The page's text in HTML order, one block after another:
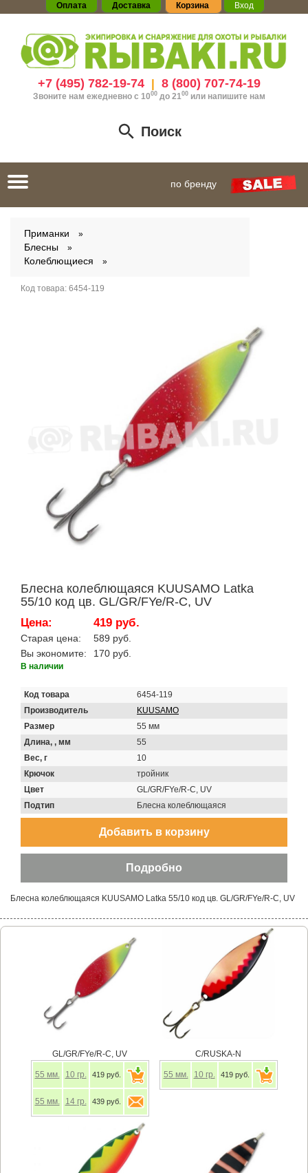
Оплата Доставка Корзина Вход
+7 (495) 782-19-74| 8 (800) 707-74-19
Звоните нам ежедневно с 1000до 21 00 или напишите нам
Поиск
Toggle
navigation
по бренду
Приманки
Блесны
Колеблющиеся
Код товара: 6454-119
Блесна колеблющаяся KUUSAMO Latka
55/10 код цв. GL/GR/FYe/R-C, UV
Цена: 419 руб.
Старая цена:
589 руб.
Вы экономите:
170 руб.
В наличии
Код товара
6454-119
Производитель
KUUSAMO
Размер
55 мм
Длина, , мм
55
Вес, г
10
Крючок
тройник
Цвет
GL/GR/FYe/R-C, UV
Подтип
Блесна колеблющаяся
Блесна колеблющаяся KUUSAMO Latka 55/10 код цв. GL/GR/FYe/R-C, UV
GL/GR/FYe/R-C, UV
55 мм. 10 гр. 419 руб.
55 мм. 14 гр. 439 руб.
C/RUSKA-N
55 мм. 10 гр. 419 руб.